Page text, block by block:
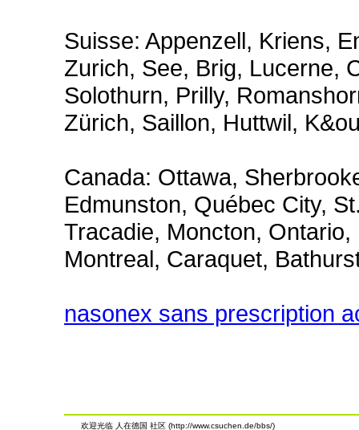
Suisse: Appenzell, Kriens,
Zurich, See, Brig, Lucerne,
Solothurn, Prilly,
Zürich, Saillon, Huttwil,
Canada: Ottawa,
Edmunston, Québec City,
Tracadie, Moncton,
Montreal, Caraquet,
nasonex sans prescription
欢迎光临 人在德国 社区 (http://www.csuchen.de/bbs/)